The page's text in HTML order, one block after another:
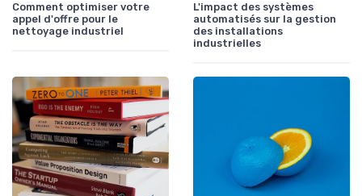
Comment optimiser votre
appel d'offre pour le
nettoyage industriel
L'impact des systèmes
automatisés sur la gestion
des installations
industrielles